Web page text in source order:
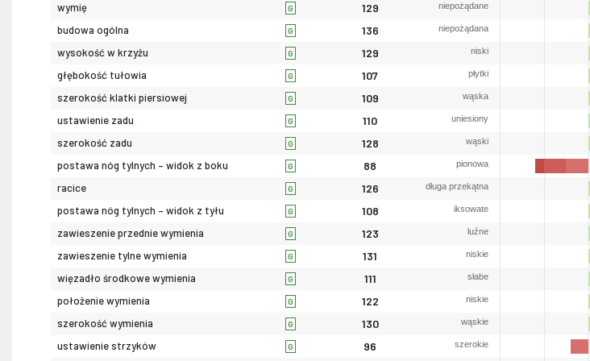
wymię G 129 niepożądane
budowa ogólna G 136 niepożądana
wysokość w krzyżu G 129 niski
głębokość tułowia G 107 płytki
szerokość klatki piersiowej G 109 wąska
ustawienie zadu G 110 uniesiony
szerokość zadu G 128 wąski
postawa nóg tylnych – widok z boku G 88 pionowa
racice G 126 długa przekątna
postawa nóg tylnych – widok z tyłu G 108 iksowate
zawieszenie przednie wymienia G 123 luźne
zawieszenie tylne wymienia G 131 niskie
więzadło środkowe wymienia G 111 słabe
położenie wymienia G 122 niskie
szerokość wymienia G 130 wąskie
ustawienie strzyków G 96 szerokie